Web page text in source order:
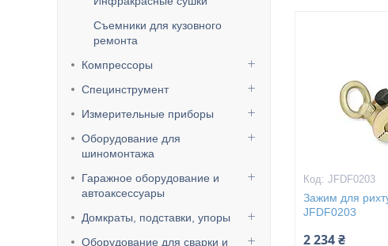
Съемники для кузовного
ремонта
Компрессоры
Специнструмент
Измерительные приборы
Оборудование для
шиномонтажа
Гаражное оборудование и
автоаксессуары
Домкраты, подставки, упоры
Оборудование для сварки и
JFDF0203
Зажим для
JFDF0203
2 234 ₴